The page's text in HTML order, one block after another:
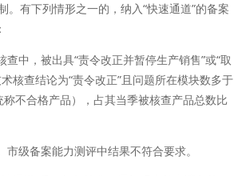
。有下列情形之一的，纳入“快速通道”的备案
查中，被出具“责令改正并暂停生产销售”或“取
核查结论为“责令改正”且问题所在模块数多于
不合格产品），占其当季被核查产品总数比
市级备案能力测评中结果不符合要求。